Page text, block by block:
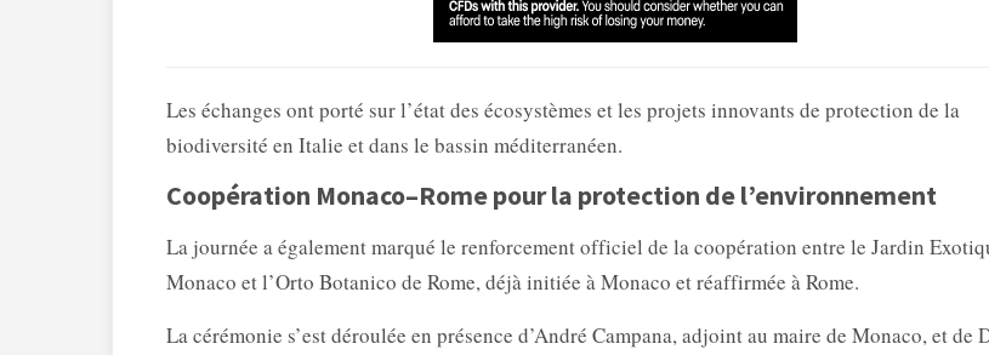
Les échanges ont porté sur l’état des écosystèmes et les projets innovants de protection de la
biodiversité en Italie et dans le bassin méditerranéen.
Coopération Monaco–Rome pour la protection de l’environnement
La journée a également marqué le renforcement officiel de la coopération entre le Jardin
Monaco et l’Orto Botanico de Rome, déjà initiée à Monaco et réaffirmée à Rome.
La cérémonie s’est déroulée en présence d’André Campana, adjoint au maire de Monaco, et de